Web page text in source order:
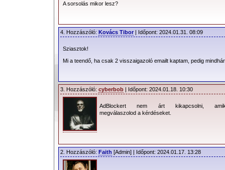
A sorsolás mikor lesz?
4. Hozzászóló: Kovács Tibor | Időpont: 2024.01.31. 08:09
Sziasztok!
Mi a teendő, ha csak 2 visszaigazoló emailt kaptam, pedig
3. Hozzászóló: cyberbob | Időpont: 2024.01.18. 10:30
AdBlockert nem árt kikapcsolni,
megválaszolod a kérdéseket.
2. Hozzászóló: Faith [Admin] | Időpont: 2024.01.17. 13:28